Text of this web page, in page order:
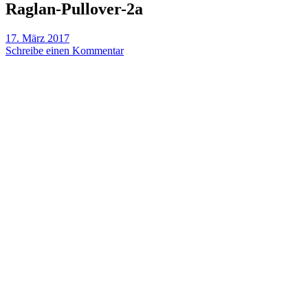
Raglan-Pullover-2a
17. März 2017
Schreibe einen Kommentar